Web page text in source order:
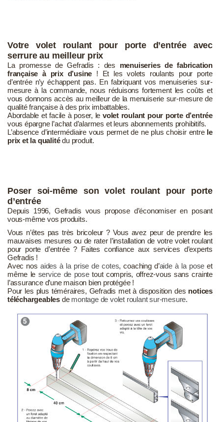
Votre volet roulant pour porte d’entrée avec
serrure au meilleur prix
La promesse de Gefradis : des menuiseries de fabrication
française à prix d’usine ! Et les volets roulants pour porte
d’entrée n’y échappent pas. En fabriquant vos menuiseries sur-
mesure à la commande, nous réduisons fortement les coûts et
vous donnons accès au meilleur de la menuiserie sur-mesure de
qualité française à des prix imbattables.
Abordable et facile à poser, le volet roulant pour porte d’entrée
vous épargne l’achat d’alarmes et leurs abonnements prohibitifs.
L’absence d’intermédiaire vous permet de ne plus choisir entre le
prix et la qualitédu produit.
Poser soi-même son volet roulant pour porte
d’entrée
Depuis 1996, Gefradis vous propose d’économiser en posant
vous-même vos produits.
Vous n’êtes pas très bricoleur ? Vous avez peur de prendre les
mauvaises mesures ou de rater l’installation de votre volet roulant
pour porte d’entrée ? Faites confiance aux services d’experts
Gefradis !
Avec nosaides à la prise de cotes, coaching d’aide à la pose et
même le service de posetout compris, offrez-vous sans crainte
l’assurance d’une maison bien protégée !
Pour les plus téméraires, Gefradis met à disposition des notices
téléchargeables de montage de volet roulant sur-mesure.